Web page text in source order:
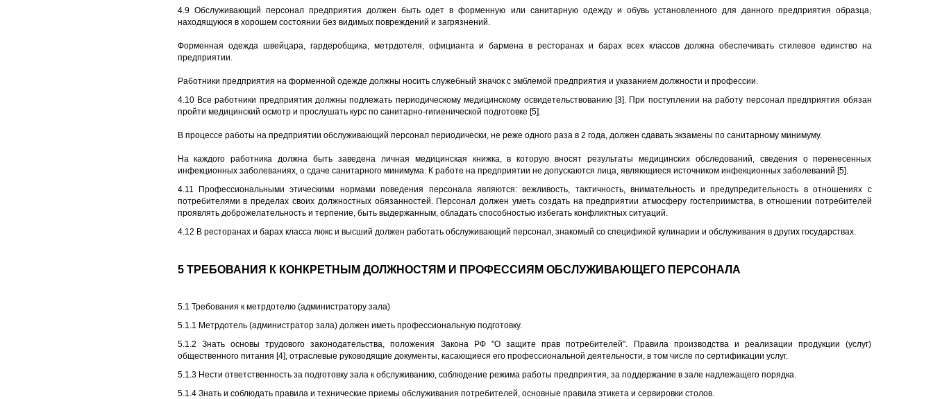
4.9 Обслуживающий персонал предприятия должен быть одет в форменную или санитарную одежду и обувь установленного для данного предприятия образца,
находящуюся в хорошем состоянии без видимых повреждений и загрязнений.
Форменная одежда швейцара, гардеробщика, метрдотеля, официанта и бармена в ресторанах и барах всех классов должна обеспечивать стилевое единство на
предприятии.
Работники предприятия на форменной одежде должны носить служебный значок с эмблемой предприятия и указанием должности и профессии.
4.10 Все работники предприятия должны подлежать периодическому медицинскому освидетельствованию [3]. При поступлении на работу персонал предприятия обязан
пройти медицинский осмотр и прослушать курс по санитарно-гигиенической подготовке [5].
В процессе работы на предприятии обслуживающий персонал периодически, не реже одного раза в 2 года, должен сдавать экзамены по санитарному минимуму.
На каждого работника должна быть заведена личная медицинская книжка, в которую вносят результаты медицинских обследований, сведения о перенесенных
инфекционных заболеваниях, о сдаче санитарного минимума. К работе на предприятии не допускаются лица, являющиеся источником инфекционных заболеваний [5].
4.11 Профессиональными этическими нормами поведения персонала являются: вежливость, тактичность, внимательность и предупредительность в отношениях с
потребителями в пределах своих должностных обязанностей. Персонал должен уметь создать на предприятии атмосферу гостеприимства, в отношении потребителей
проявлять доброжелательность и терпение, быть выдержанным, обладать способностью избегать конфликтных ситуаций.
4.12 В ресторанах и барах класса люкс и высший должен работать обслуживающий персонал, знакомый со спецификой кулинарии и обслуживания в других государствах.
5 ТРЕБОВАНИЯ К КОНКРЕТНЫМ ДОЛЖНОСТЯМ И ПРОФЕССИЯМ ОБСЛУЖИВАЮЩЕГО ПЕРСОНАЛА
5.1 Требования к метрдотелю (администратору зала)
5.1.1 Метрдотель (администратор зала) должен иметь профессиональную подготовку.
5.1.2 Знать основы трудового законодательства, положения Закона РФ "О защите прав потребителей". Правила производства и реализации продукции (услуг)
общественного питания [4], отраслевые руководящие документы, касающиеся его профессиональной деятельности, в том числе по сертификации услуг.
5.1.3 Нести ответственность за подготовку зала к обслуживанию, соблюдение режима работы предприятия, за поддержание в зале надлежащего порядка.
5.1.4 Знать и соблюдать правила и технические приемы обслуживания потребителей, основные правила этикета и сервировки столов.